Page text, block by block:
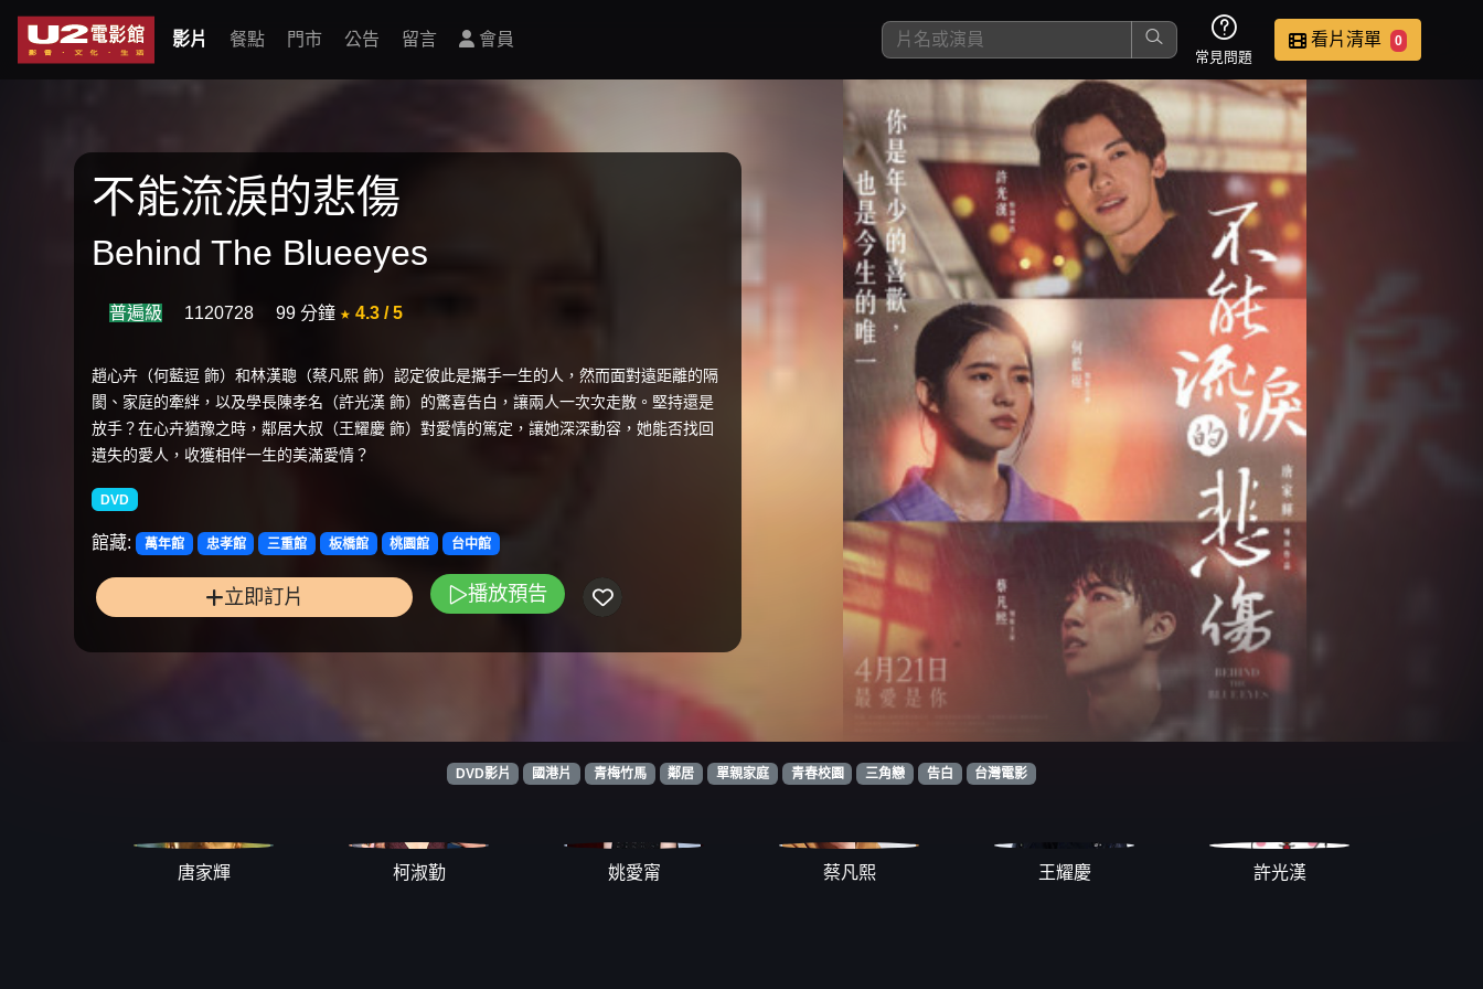
影片 餐點 門市 公告 留言 會員
常見問題
看片清單 0
這是您本次要看的影片
去敲定看片時間
不能流淚的悲傷
Behind The Blueeyes
普遍級 1120728 99 分鐘 ★ 4.3 / 5
趙心卉（何藍逗 飾）和林漢聰（蔡凡熙 飾）認定彼此是攜手一生的人，然而面對遠距離的隔
閡、家庭的牽絆，以及學長陳孝名（許光漢 飾）的驚喜告白，讓兩人一次次走散。堅持還是
放手？在心卉猶豫之時，鄰居大叔（王耀慶 飾）對愛情的篤定，讓她深深動容，她能否找回
遺失的愛人，收獲相伴一生的美滿愛情？
DVD
館藏: 萬年館 忠孝館 三重館 板橋館 桃園館 台中館
立即訂片 播放預告
DVD影片 國港片 青梅竹馬 鄰居 單親家庭 青春校園 三角戀 告白 台灣電影
唐家輝 柯淑勤 姚愛甯 蔡凡熙 王耀慶 許光漢